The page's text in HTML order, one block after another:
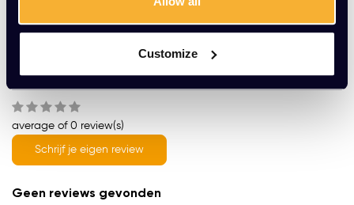
Customize
Meer dan 20 jaar ervaring
Productomschrijving
Wat onze klanten zeggen
average of 0 review(s)
Schrijf je eigen review
Geen reviews gevonden